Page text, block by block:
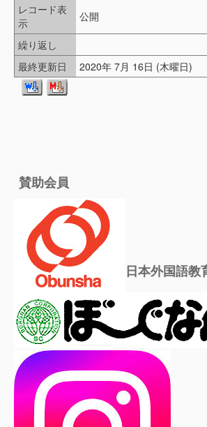
レコード表
示
公開
繰り返し
最終更新日
2020年 7月 16日 (木曜日)
賛助会員
日本外国語教